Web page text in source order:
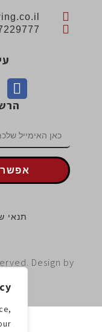
our
058-7229777 (972)
עיקבו
הרשמו
אפשר
תנאי שימוש
Reserved. Design